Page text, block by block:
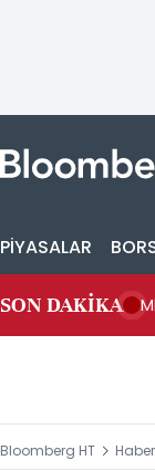
PİYASALAR
SON DAKİKA
Bloomberg HT